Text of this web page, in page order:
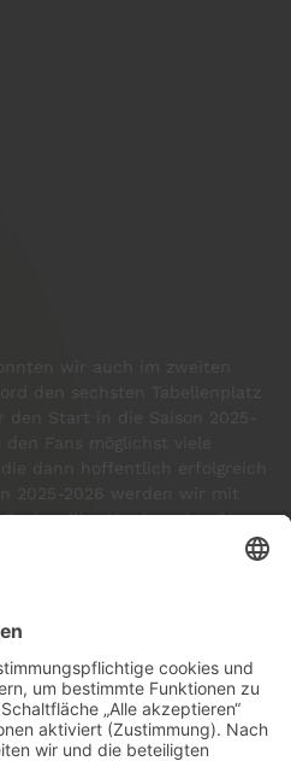
wir auch im zweiten
den sechsten Tabellenplatz
die dann hoffentlich erfolgreich
Nord an den Start
2026 @ 21:22